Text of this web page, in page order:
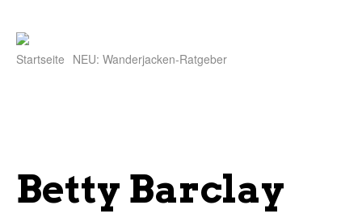
Startseite NEU: Wanderjacken-Ratgeber
Betty Barclay